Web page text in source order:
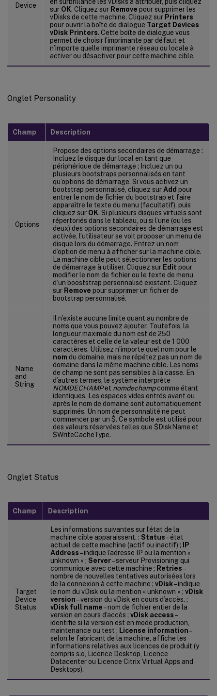
Device
sur OK. Cliquez sur Remove pour supprimer les
vDisks de cette machine. Cliquez sur Printers
pour ouvrir la boîte de dialogue Target Devices
vDisk Printers. Cette boîte de dialogue vous
permet de choisir l’imprimante par défaut et
n’importe quelle imprimante réseau ou locale à
activer ou désactiver pour cette machine cible.
Onglet Personality
Champ Description
Options
Propose des options secondaires de démarrage :
Incluez le disque dur local en tant que
périphérique de démarrage ; Incluez un ou
plusieurs bootstraps personnalisés en tant
qu’options de démarrage. Si vous activez un
bootstrap personnalisé, cliquez sur Add pour
entrer le nom de fichier du bootstrap et faire
apparaître le texte du menu (facultatif), puis
cliquez sur OK. Si plusieurs disques virtuels sont
répertoriés dans le tableau, ou si l’une (ou les
deux) des options secondaires de démarrage est
activée, l’utilisateur se voit proposer un menu de
disque lors du démarrage. Entrez un nom
d’option de menu à afficher sur la machine cible.
La machine cible peut sélectionner les options
de démarrage à utiliser. Cliquez sur Edit pour
modifier le nom de fichier ou le texte de menu
d’un booststrap personnalisé existant. Cliquez
sur Remove pour supprimer un fichier de
bootstrap personnalisé.
Name
and
String
Il n’existe aucune limite quant au nombre de
noms que vous pouvez ajouter. Toutefois, la
longueur maximale du nom est de 250
caractères et celle de la valeur est de 1 000
caractères. Utilisez n’importe quel nom pour le
nom du domaine, mais ne répétez pas un nom de
domaine dans la même machine cible. Les noms
de champ ne sont pas sensibles à la casse. En
d’autres termes, le système interprète
NOMDECHAMPet nomdechampcomme étant
identiques. Les espaces vides entrés avant ou
après le nom de domaine sont automatiquement
supprimés. Un nom de personnalité ne peut
commencer par un $. Ce symbole est utilisé pour
des valeurs réservées telles que $DiskName et
$WriteCacheType.
Onglet Status
Champ Description
Target
Device
Status
Les informations suivantes sur l’état de la
machine cible apparaissent. : Status– état
actuel de cette machine (actif ou inactif) ;
IP
Address– indique l’adresse IP ou la mention «
unknown » ; Server– serveur Provisioning qui
communique avec cette machine ; Retries–
nombre de nouvelles tentatives autorisées lors
de la connexion à cette machine ; vDisk– indique
le nom du vDisk ou la mention « unknown » ; vDisk
version– version du vDisk en cours d’accès. ;
vDisk full name– nom de fichier entier de la
version en cours d’accès ; vDisk access–
identifie si la version est en mode production,
maintenance ou test ; License information–
selon le fabricant de la machine, affiche les
informations relatives aux licences de produit (y
compris s.o, Licence Desktop, Licence
Datacenter ou Licence Citrix Virtual Apps and
Desktops).